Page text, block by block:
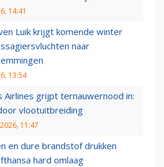
14:41
Luik krijgt komende winter
naar
13:54
Airlines grijpt ternauwernood in:
vlootuitbreiding
11:47
en dure brandstof drukken
hard omlaag